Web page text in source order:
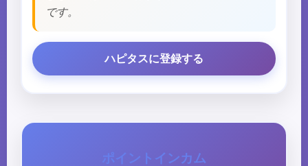
です。
ハピタスに登録する
ポイントインカム